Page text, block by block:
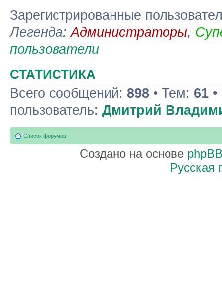
Зарегистрированные
Легенда:Администраторы,
пользователи
СТАТИСТИКА
Всего сообщений: 898 • Тем: 61
пользователь: Дмитрий
Список форумов
Создано на основе phpBB
Русская